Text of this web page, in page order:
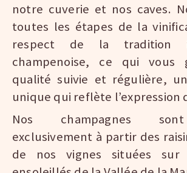
notre cuverie et nos caves.
toutes les étapes de la
respect de la tradition
champenoise, ce qui vous
qualité suivie et régulière,
unique qui reflète l’expression
Nos champagnes
exclusivement à partir des
de nos vignes situées sur